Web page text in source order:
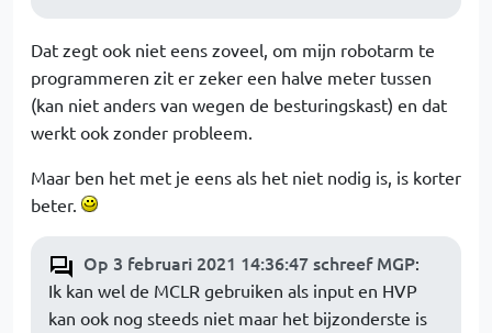
Dat zegt ook niet eens zoveel, om mijn robotarm te
programmeren zit er zeker een halve meter tussen
(kan niet anders van wegen de besturingskast) en dat
werkt ook zonder probleem.
Maar ben het met je eens als het niet nodig is, is korter
beter.
Op 3 februari 2021 14:36:47 schreef MGP:
Ik kan wel de MCLR gebruiken als input en HVP
kan ook nog steeds niet maar het bijzonderste is